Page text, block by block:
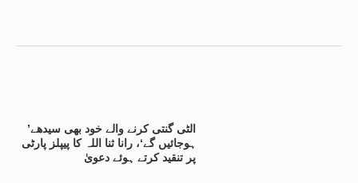
’الٹی گنتی کرنے والے خود بھی سیدھے
ہوجائیں گے‘، رانا ثنا اللہ کا پیپلز پارٹی
پر تنقید کرتے ہوئے دعویٰ